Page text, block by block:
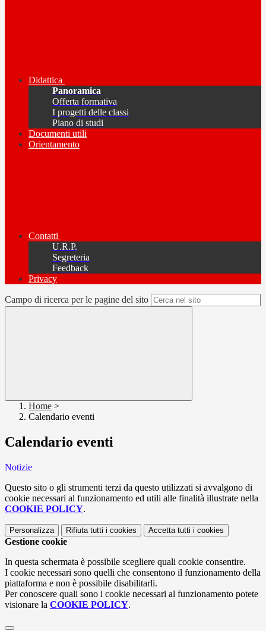
Didattica
Panoramica
Offerta formativa
I progetti delle classi
Piano di studi
Documenti utili
Orientamento
Contatti
U.R.P.
Segreteria
Feedback
Privacy
Campo di ricerca per le pagine del sito
Home >
Calendario eventi
Calendario eventi
Notizie
Questo sito o gli strumenti terzi da questo utilizzati si avvalgono di
cookie necessari al funzionamento ed utili alle finalità illustrate nella
COOKIE POLICY.
Personalizza Rifiuta tutti i cookies Accetta tutti i cookies
Gestione cookie
In questa schermata è possibile scegliere quali cookie consentire.
I cookie necessari sono quelli che consentono il funzionamento della
piattaforma e non è possibile disabilitarli.
Per conoscere quali sono i cookie necessari al funzionamento potete
visionare la COOKIE POLICY.